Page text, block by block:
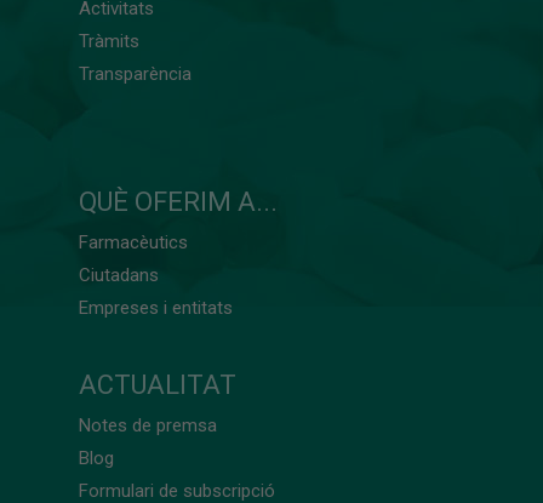
Activitats
Tràmits
Transparència
QUÈ OFERIM A...
Farmacèutics
Ciutadans
Empreses i entitats
ACTUALITAT
Notes de premsa
Blog
Formulari de subscripció